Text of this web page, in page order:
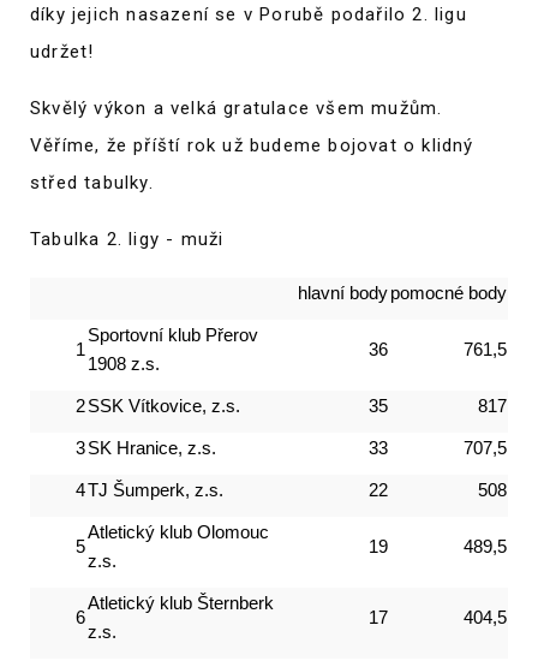
díky jejich nasazení se v Porubě podařilo 2. ligu
udržet!
Skvělý výkon a velká gratulace všem mužům.
Věříme, že příští rok už budeme bojovat o klidný
střed tabulky.
Tabulka 2. ligy - muži
hlavní bodypomocné body
1
Sportovní klub Přerov
1908 z.s.
36 761,5
2SSK Vítkovice, z.s. 35 817
3SK Hranice, z.s. 33 707,5
4TJ Šumperk, z.s. 22 508
5
Atletický klub Olomouc
z.s.
19 489,5
6
Atletický klub Šternberk
z.s.
17 404,5